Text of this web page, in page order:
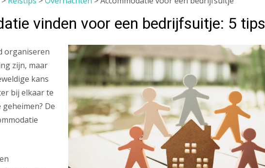
vinden voor een bedrijfsuitje: 5 tips
organiseren
zijn, maar
kans
bij elkaar te
De